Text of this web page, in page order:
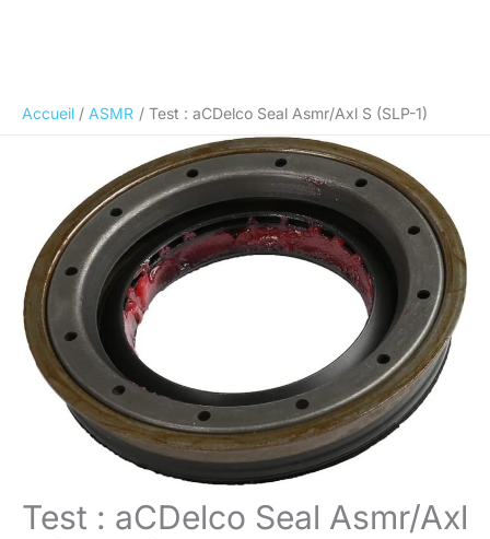
Accueil ASMR Test : aCDelco Seal Asmr/Axl S (SLP-1)
Test : aCDelco Seal Asmr/Axl